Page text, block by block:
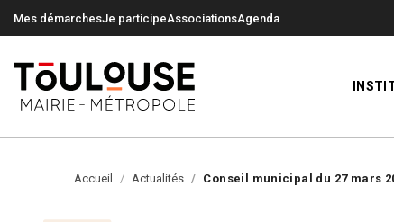
Mes démarchesJe participeAssociationsAgenda
Accueil Actualités Conseil municipal du 27 mars